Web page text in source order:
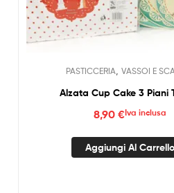
PASTICCERIA ,VASSOI E
Alzata Cup Cake 3 Piani
8,90€Iva inclusa
Aggiungi Al Carrello